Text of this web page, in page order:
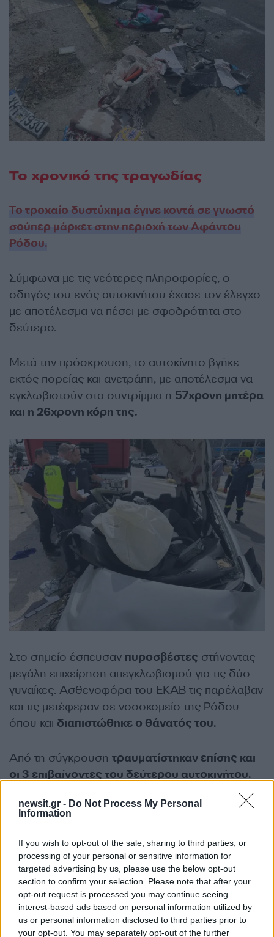
newsit.gr - Do Not Process My Personal
Information
If you wish to opt-out of the sale, sharing to third parties, or
processing of your personal or sensitive information for
targeted advertising by us, please use the below opt-out
section to confirm your selection. Please note that after your
opt-out request is processed you may continue seeing
interest-based ads based on personal information utilized by
us or personal information disclosed to third parties prior to
your opt-out. You may separately opt-out of the further
Το χρονικό της τραγωδίας
Το τροχαίο δυστύχημα έγινε κοντά σε γνωστό
σούπερ μάρκετ στην περιοχή των Αφάντου
Ρόδου.
Σύμφωνα με τις νεότερες πληροφορίες, ο
οδηγός του ενός αυτοκινήτου έχασε τον έλεγχο
με αποτέλεσμα να πέσει με σφοδρότητα στο
δεύτερο.
Μετά την πρόσκρουση, το αυτοκίνητο βγήκε
εκτός πορείας και ανετράπη, με αποτέλεσμα να
εγκλωβιστούν στα συντρίμμια η 57χρονη μητέρα
και η 26χρονη κόρη της.
Στο σημείο έσπευσαν πυροσβέστες στήνοντας
μεγάλη επιχείρηση απεγκλωβισμού για τις δύο
γυναίκες. Ασθενοφόρα του ΕΚΑΒ τις παρέλαβαν
και τις μετέφεραν σε νοσοκομείο της Ρόδου
όπου και διαπιστώθηκε ο θάνατός του.
Από τη σύγκρουση τραυματίστηκαν επίσης και
οι 3 επιβαίνοντες του δεύτερου αυτοκινήτου.
Πατέρας, γιος και μία γυναίκα μεταφέρθηκαν για
τις πρώτες βοήθειες στο νοσοκομείο.